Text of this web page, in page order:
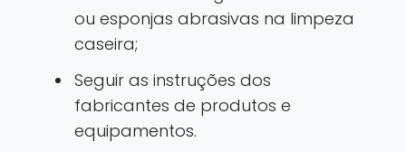
ou esponjas abrasivas na limpeza
caseira;
Seguir as instruções dos
fabricantes de produtos e
equipamentos.